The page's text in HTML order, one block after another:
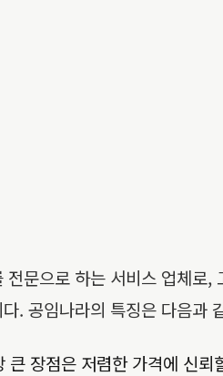
문으로 하는 서비스 업체로
. 공임나라의 특징은 다음과
큰 장점은 저렴한 가격에 신